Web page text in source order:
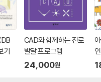
기
CAD와 함께하는 진로
발달 프로그램
24,000원